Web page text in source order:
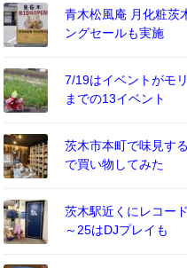
青木松風庵 月化粧茨
ングセールも実施
7/19はイベントがモ
までの13イベント
茨木市本町で味見す
で買い物してみた
茨木駅近くにレコー
～25はDJプレイも